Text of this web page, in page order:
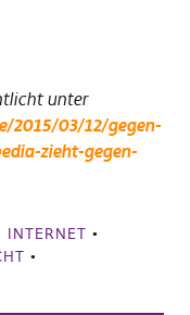
unter
2015/03/12/gegen-
zieht-gegen-
INTERNET •
•